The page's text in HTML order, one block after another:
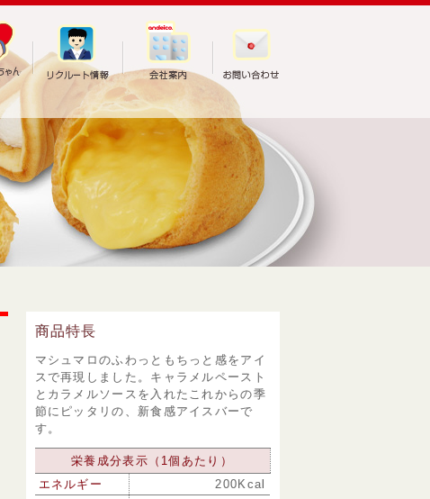
商品特長
マシュマロのふわっともちっと感をアイ
スで再現しました。キャラメルペースト
とカラメルソースを入れたこれからの季
節にピッタリの、新食感アイスバーで
す。
栄養成分表示（1個あたり）
エネルギー
200Kcal